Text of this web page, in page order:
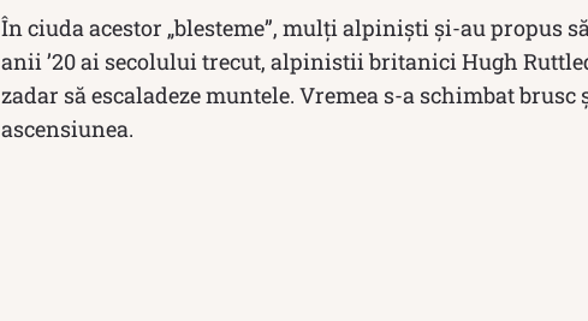
În ciuda acestor „blesteme”, mulți alpiniști și-au propus
anii ’20 ai secolului tre­cut, alpinistii britanici Hugh
zadar să escaladeze muntele. Vremea s-a schimbat
ascensiunea.